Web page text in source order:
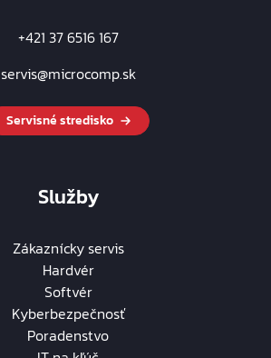
+421 37 6516 167
servis@microcomp.sk
Servisné stredisko
Služby
Zákaznícky servis
Hardvér
Softvér
Kyberbezpečnosť
Poradenstvo